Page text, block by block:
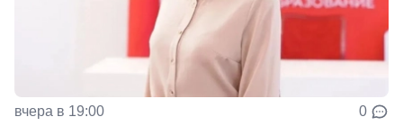
вчера в 19:00 0